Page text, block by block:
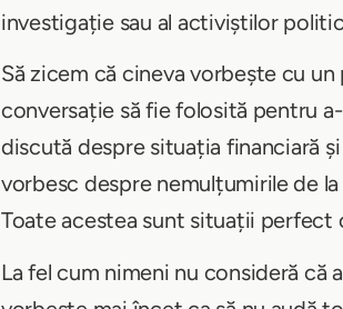
investigație sau al activiștilor
Să zicem că cineva vorbește cu
conversație să fie folosită pentru
discută despre situația financiară
vorbesc despre nemulțumirile de
Toate acestea sunt situații
La fel cum nimeni nu consideră că